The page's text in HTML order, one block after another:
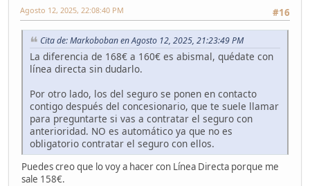
#16
Agosto 12, 2025, 22:08:40 PM
Cita de: Markoboban en Agosto 12, 2025, 21:23:49 PM
La diferencia de 168€ a 160€ es abismal, quédate con
línea directa sin dudarlo.
Por otro lado, los del seguro se ponen en contacto
contigo después del concesionario, que te suele llamar
para preguntarte si vas a contratar el seguro con
anterioridad. NO es automático ya que no es
obligatorio contratar el seguro con ellos.
Puedes creo que lo voy a hacer con Línea Directa porque me
sale 158€.